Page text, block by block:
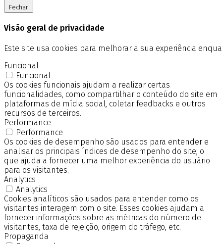
Fechar
Visão geral de privacidade
Este site usa cookies para melhorar a sua experiência
Funcional
Funcional
Os cookies funcionais ajudam a realizar certas
funcionalidades, como compartilhar o conteúdo do site em
plataformas de mídia social, coletar feedbacks e outros
recursos de terceiros.
Performance
Performance
Os cookies de desempenho são usados para entender e
analisar os principais índices de desempenho do site, o
que ajuda a fornecer uma melhor experiência do usuário
para os visitantes.
Analytics
Analytics
Cookies analíticos são usados para entender como os
visitantes interagem com o site. Esses cookies ajudam a
fornecer informações sobre as métricas do número de
visitantes, taxa de rejeição, origem do tráfego, etc.
Propaganda